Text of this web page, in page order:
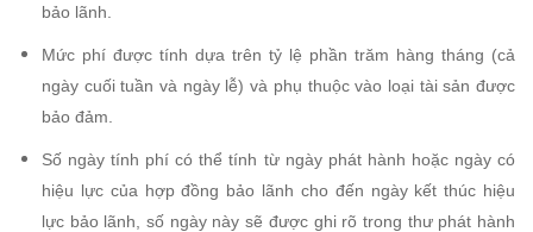
bảo lãnh.
Mức phí được tính dựa trên tỷ lệ phần trăm hàng tháng (cả
ngày cuối tuần và ngày lễ) và phụ thuộc vào loại tài sản được
bảo đảm.
Số ngày tính phí có thể tính từ ngày phát hành hoặc ngày có
hiệu lực của hợp đồng bảo lãnh cho đến ngày kết thúc hiệu
lực bảo lãnh, số ngày này sẽ được ghi rõ trong thư phát hành